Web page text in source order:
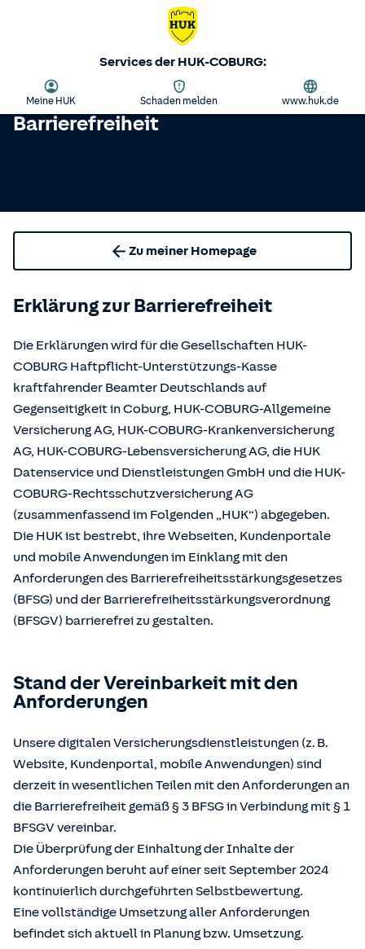
Services der HUK-COBURG:
Meine HUK Schaden melden www.huk.de
Barrierefreiheit
Zu meiner Homepage
Erklärung zur Barrierefreiheit
Die Erklärungen wird für die Gesellschaften HUK-
COBURG Haftpflicht-Unterstützungs-Kasse
kraftfahrender Beamter Deutschlands auf
Gegenseitigkeit in Coburg, HUK-COBURG-Allgemeine
Versicherung AG, HUK-COBURG-Krankenversicherung
AG, HUK-COBURG-Lebensversicherung AG, die HUK
Datenservice und Dienstleistungen GmbH und die HUK-
COBURG-Rechtsschutzversicherung AG
(zusammenfassend im Folgenden „HUK“) abgegeben.
Die HUK ist bestrebt, ihre Webseiten, Kundenportale
und mobile Anwendungen im Einklang mit den
Anforderungen des Barrierefreiheitsstärkungsgesetzes
(BFSG) und der Barrierefreiheitsstärkungsverordnung
(BFSGV) barrierefrei zu gestalten.
Stand der Vereinbarkeit mit den
Anforderungen
Unsere digitalen Versicherungsdienstleistungen (z. B.
Website, Kundenportal, mobile Anwendungen) sind
derzeit in wesentlichen Teilen mit den Anforderungen an
die Barrierefreiheit gemäß § 3 BFSG in Verbindung mit § 1
BFSGV vereinbar.
Die Überprüfung der Einhaltung der Inhalte der
Anforderungen beruht auf einer seit September 2024
kontinuierlich durchgeführten Selbstbewertung.
Eine vollständige Umsetzung aller Anforderungen
befindet sich aktuell in Planung bzw. Umsetzung.